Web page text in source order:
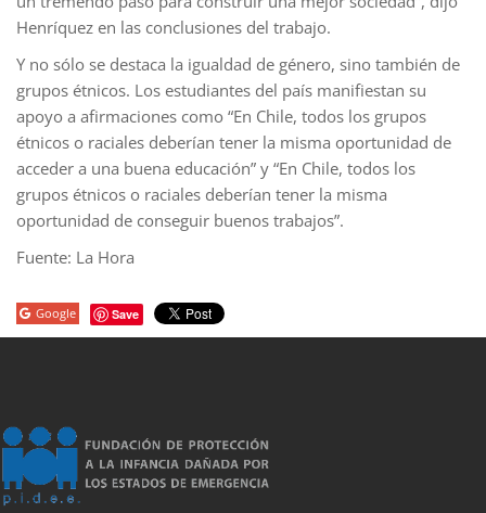
Henríquez en las conclusiones del trabajo.
Y no sólo se destaca la igualdad de género, sino también de
grupos étnicos. Los estudiantes del país manifiestan su
apoyo a afirmaciones como “En Chile, todos los grupos
étnicos o raciales deberían tener la misma oportunidad de
acceder a una buena educación” y “En Chile, todos los
grupos étnicos o raciales deberían tener la misma
oportunidad de conseguir buenos trabajos”.
Fuente: La Hora
Google Save